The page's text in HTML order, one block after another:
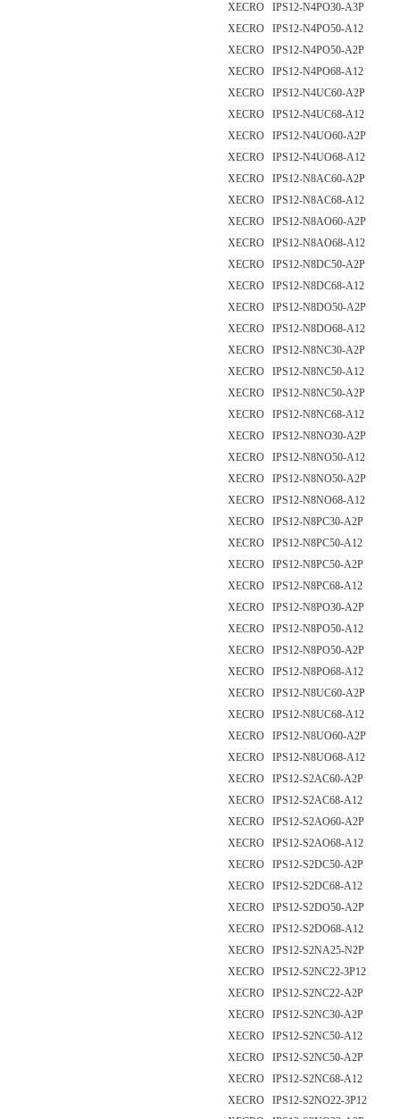
XECRO IPS12-N4PO30-A3P
XECRO IPS12-N4PO50-A12
XECRO IPS12-N4PO50-A2P
XECRO IPS12-N4PO68-A12
XECRO IPS12-N4UC60-A2P
XECRO IPS12-N4UC68-A12
XECRO IPS12-N4UO60-A2P
XECRO IPS12-N4UO68-A12
XECRO IPS12-N8AC60-A2P
XECRO IPS12-N8AC68-A12
XECRO IPS12-N8AO60-A2P
XECRO IPS12-N8AO68-A12
XECRO IPS12-N8DC50-A2P
XECRO IPS12-N8DC68-A12
XECRO IPS12-N8DO50-A2P
XECRO IPS12-N8DO68-A12
XECRO IPS12-N8NC30-A2P
XECRO IPS12-N8NC50-A12
XECRO IPS12-N8NC50-A2P
XECRO IPS12-N8NC68-A12
XECRO IPS12-N8NO30-A2P
XECRO IPS12-N8NO50-A12
XECRO IPS12-N8NO50-A2P
XECRO IPS12-N8NO68-A12
XECRO IPS12-N8PC30-A2P
XECRO IPS12-N8PC50-A12
XECRO IPS12-N8PC50-A2P
XECRO IPS12-N8PC68-A12
XECRO IPS12-N8PO30-A2P
XECRO IPS12-N8PO50-A12
XECRO IPS12-N8PO50-A2P
XECRO IPS12-N8PO68-A12
XECRO IPS12-N8UC60-A2P
XECRO IPS12-N8UC68-A12
XECRO IPS12-N8UO60-A2P
XECRO IPS12-N8UO68-A12
XECRO IPS12-S2AC60-A2P
XECRO IPS12-S2AC68-A12
XECRO IPS12-S2AO60-A2P
XECRO IPS12-S2AO68-A12
XECRO IPS12-S2DC50-A2P
XECRO IPS12-S2DC68-A12
XECRO IPS12-S2DO50-A2P
XECRO IPS12-S2DO68-A12
XECRO IPS12-S2NA25-N2P
XECRO IPS12-S2NC22-3P12
XECRO IPS12-S2NC22-A2P
XECRO IPS12-S2NC30-A2P
XECRO IPS12-S2NC50-A12
XECRO IPS12-S2NC50-A2P
XECRO IPS12-S2NC68-A12
XECRO IPS12-S2NO22-3P12